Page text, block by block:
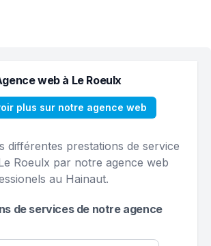
web à Le Roeulx
plus sur notre agence web
différentes prestations de service
Roeulx par notre agence web
au Hainaut.
de services de notre agence